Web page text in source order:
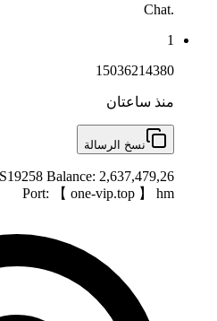
Chat.
1
15036214380
منذ ساعتان
نسخ الرسالة
Balance: 2,637,479,26
Port: 【 one-vip.top 】 hm